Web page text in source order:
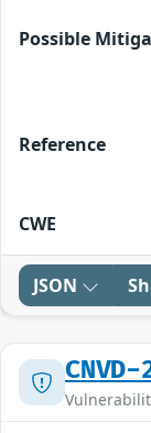
Possible
Reference
CWE
JSON